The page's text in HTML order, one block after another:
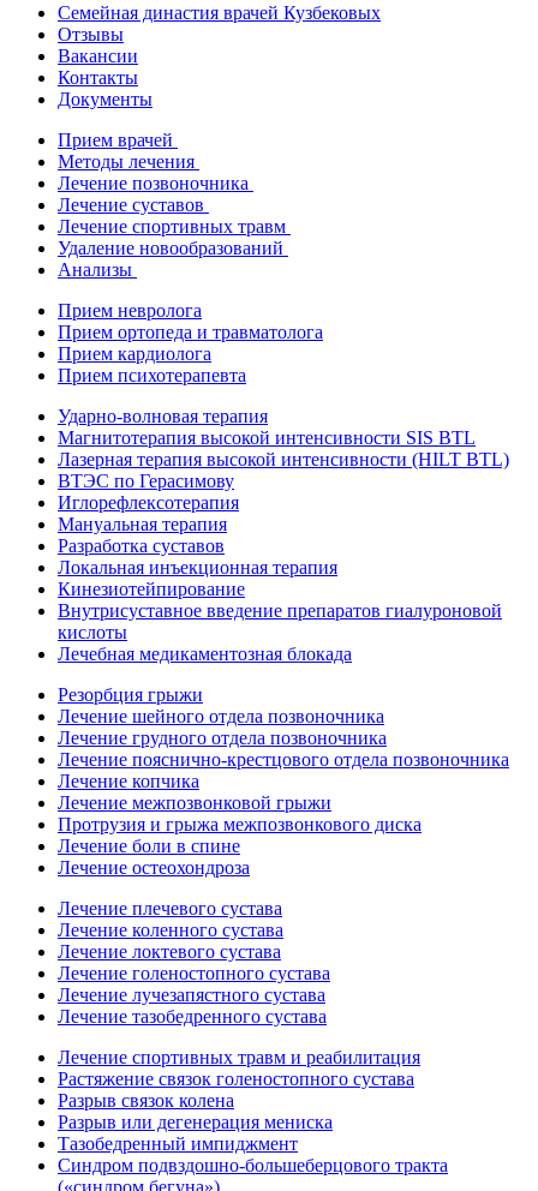
Семейная династия врачей Кузбековых
Отзывы
Вакансии
Контакты
Документы
Прием врачей
Методы лечения
Лечение позвоночника
Лечение суставов
Лечение спортивных травм
Удаление новообразований
Анализы
Прием невролога
Прием ортопеда и травматолога
Прием кардиолога
Прием психотерапевта
Ударно-волновая терапия
Магнитотерапия высокой интенсивности SIS BTL
Лазерная терапия высокой интенсивности (HILT BTL)
ВТЭС по Герасимову
Иглорефлексотерапия
Мануальная терапия
Разработка суставов
Локальная инъекционная терапия
Кинезиотейпирование
Внутрисуставное введение препаратов гиалуроновой
кислоты
Лечебная медикаментозная блокада
Резорбция грыжи
Лечение шейного отдела позвоночника
Лечение грудного отдела позвоночника
Лечение пояснично-крестцового отдела позвоночника
Лечение копчика
Лечение межпозвонковой грыжи
Протрузия и грыжа межпозвонкового диска
Лечение боли в спине
Лечение остеохондроза
Лечение плечевого сустава
Лечение коленного сустава
Лечение локтевого сустава
Лечение голеностопного сустава
Лечение лучезапястного сустава
Лечение тазобедренного сустава
Лечение спортивных травм и реабилитация
Растяжение связок голеностопного сустава
Разрыв связок колена
Разрыв или дегенерация мениска
Тазобедренный импиджмент
Синдром подвздошно-большеберцового тракта
(«синдром бегуна»)